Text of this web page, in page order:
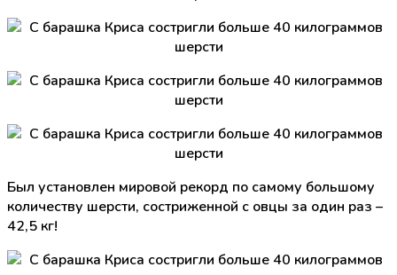
Был установлен мировой рекорд по самому большому
количеству шерсти, состриженной с овцы за один раз –
42,5 кг!